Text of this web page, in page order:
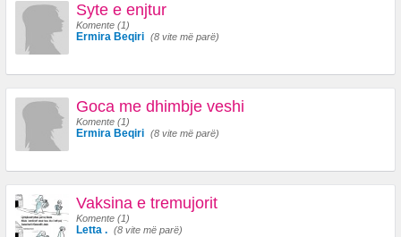
Syte e enjtur
Komente (1)
Ermira Beqiri (8 vite më parë)
Goca me dhimbje veshi
Komente (1)
Ermira Beqiri (8 vite më parë)
Vaksina e tremujorit
Komente (1)
Letta . (8 vite më parë)